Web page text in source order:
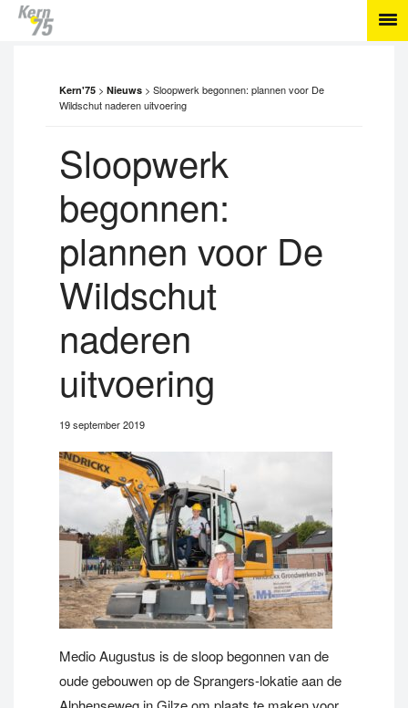
Kern'75 > Nieuws > Sloopwerk begonnen: plannen voor De
Wildschut naderen uitvoering
Sloopwerk
begonnen:
plannen voor De
Wildschut
naderen
uitvoering
19 september 2019
Medio Augustus is de sloop begonnen van de
oude gebouwen op de Sprangers-lokatie aan de